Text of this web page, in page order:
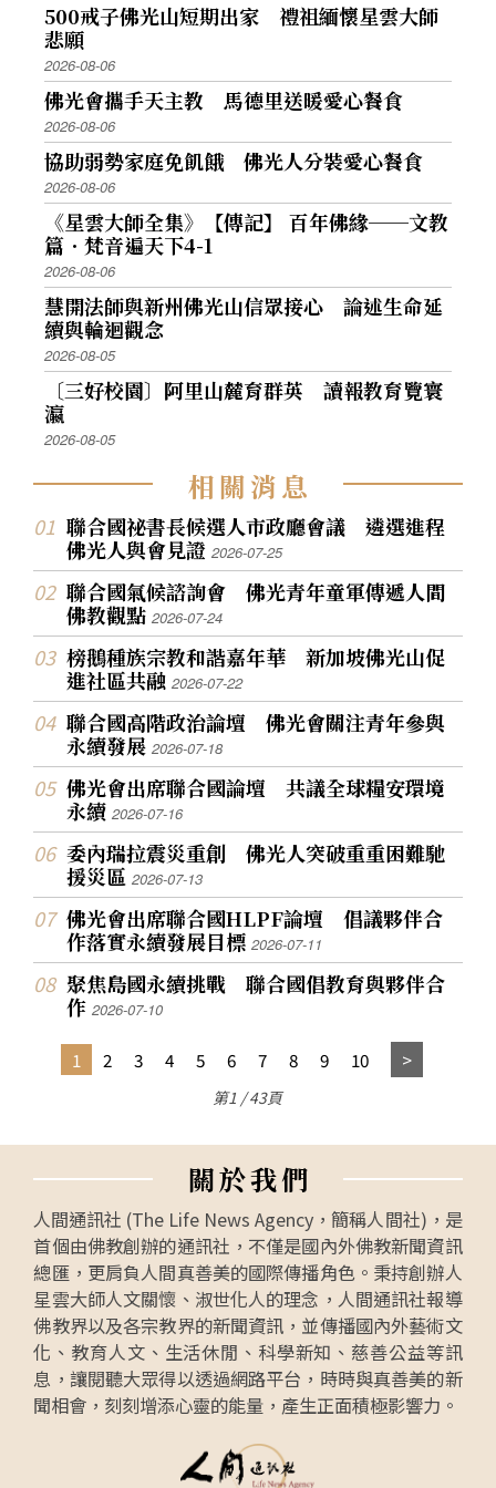
500戒子佛光山短期出家 禮祖緬懷星雲大師
悲願
2026-08-06
佛光會攜手天主教 馬德里送暖愛心餐食
2026-08-06
協助弱勢家庭免飢餓 佛光人分裝愛心餐食
2026-08-06
《星雲大師全集》【傳記】 百年佛緣──文教
篇．梵音遍天下4-1
2026-08-06
慧開法師與新州佛光山信眾接心 論述生命延
續與輪迴觀念
2026-08-05
〔三好校園〕阿里山麓育群英 讀報教育覽寰
瀛
2026-08-05
相關消息
聯合國祕書長候選人市政廳會議 遴選進程
佛光人與會見證2026-07-25
聯合國氣候諮詢會 佛光青年童軍傳遞人間
佛教觀點2026-07-24
榜鵝種族宗教和諧嘉年華 新加坡佛光山促
進社區共融2026-07-22
聯合國高階政治論壇 佛光會關注青年參與
永續發展2026-07-18
佛光會出席聯合國論壇 共議全球糧安環境
永續2026-07-16
委內瑞拉震災重創 佛光人突破重重困難馳
援災區2026-07-13
佛光會出席聯合國HLPF論壇 倡議夥伴合
作落實永續發展目標2026-07-11
聚焦島國永續挑戰 聯合國倡教育與夥伴合
作2026-07-10
1 2 3 4 5 6 7 8 9 10
第1 / 43頁
關於我們
人間通訊社 (The Life News Agency，簡稱人間社)，是
首個由佛教創辦的通訊社，不僅是國內外佛教新聞資訊
總匯，更肩負人間真善美的國際傳播角色。秉持創辦人
星雲大師人文關懷、淑世化人的理念，人間通訊社報導
佛教界以及各宗教界的新聞資訊，並傳播國內外藝術文
化、教育人文、生活休閒、科學新知、慈善公益等訊
息，讓閱聽大眾得以透過網路平台，時時與真善美的新
聞相會，刻刻增添心靈的能量，產生正面積極影響力。